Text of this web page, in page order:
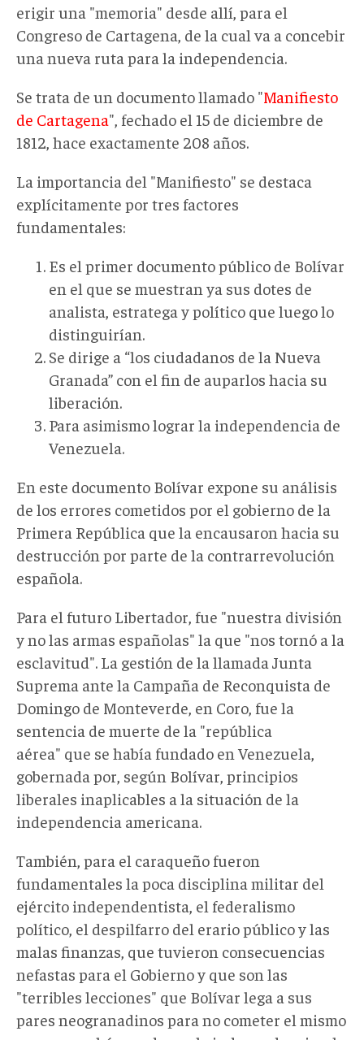
erigir una "memoria" desde allí, para el
Congreso de Cartagena, de la cual va a concebir
una nueva ruta para la independencia.
Se trata de un documento llamado "Manifiesto
de Cartagena", fechado el 15 de diciembre de
1812, hace exactamente 208 años.
La importancia del "Manifiesto" se destaca
explícitamente por tres factores
fundamentales:
Es el primer documento público de Bolívar
en el que se muestran ya sus dotes de
analista, estratega y político que luego lo
distinguirían.
Se dirige a “los ciudadanos de la Nueva
Granada” con el fin de auparlos hacia su
liberación.
Para asimismo lograr la independencia de
Venezuela.
En este documento Bolívar expone su análisis
de los errores cometidos por el gobierno de la
Primera República que la encausaron hacia su
destrucción por parte de la contrarrevolución
española.
Para el futuro Libertador, fue "nuestra división
y no las armas españolas" la que "nos tornó a la
esclavitud". La gestión de la llamada Junta
Suprema ante la Campaña de Reconquista de
Domingo de Monteverde, en Coro, fue la
sentencia de muerte de la "república
aérea" que se había fundado en Venezuela,
gobernada por, según Bolívar, principios
liberales inaplicables a la situación de la
independencia americana.
También, para el caraqueño fueron
fundamentales la poca disciplina militar del
ejército independentista, el federalismo
político, el despilfarro del erario público y las
malas finanzas, que tuvieron consecuencias
nefastas para el Gobierno y que son las
"terribles lecciones" que Bolívar lega a sus
pares neogranadinos para no cometer el mismo